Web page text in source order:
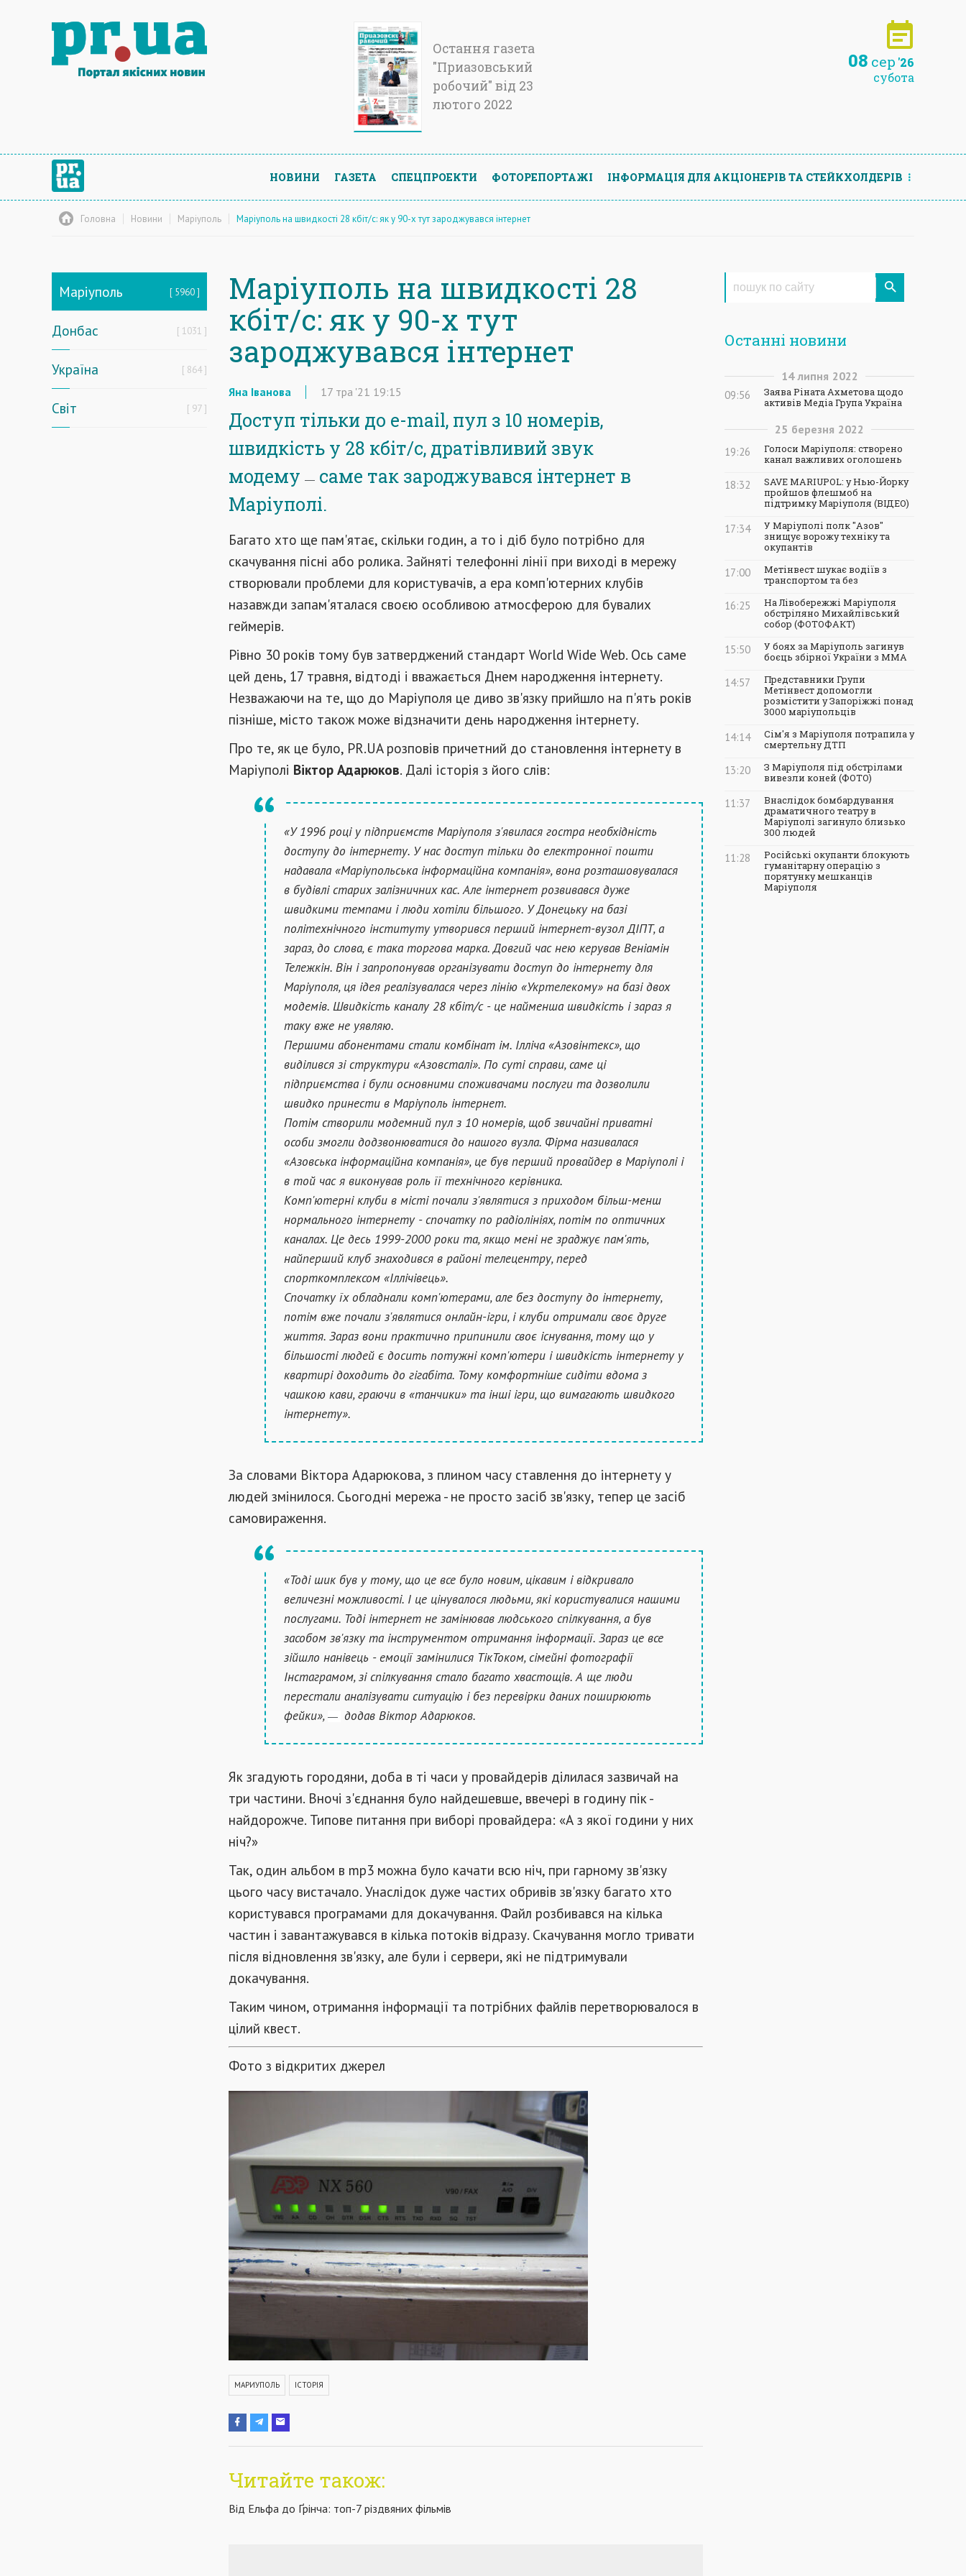
Остання газета
"Приазовський
робочий" від 23
лютого 2022
08 сер '26
субота
НОВИНИ ГАЗЕТА СПЕЦПРОЕКТИ ФОТОРЕПОРТАЖІ ІНФОРМАЦIЯ ДЛЯ АКЦIОНЕРIВ ТА СТЕЙКХОЛДЕРIВ
Головна Новини Маріуполь Маріуполь на швидкості 28 кбіт/с: як у 90-х тут зароджувався інтернет
Маріуполь 5960
Донбас 1031
Україна 864
Світ 97
Маріуполь на швидкості 28
кбіт/с: як у 90-х тут
зароджувався інтернет
Яна Іванова 17 тра '21 19:15
Доступ тільки до e-mail, пул з 10 номерів,
швидкість у 28 кбіт/с, дратівливий звук
модему — саме так зароджувався інтернет в
Маріуполі.
Багато хто ще пам'ятає, скільки годин, а то і діб було потрібно для
скачування пісні або ролика. Зайняті телефонні лінії при виході в мережу
створювали проблеми для користувачів, а ера комп'ютерних клубів
назавжди запам'яталася своєю особливою атмосферою для бувалих
геймерів.
Рівно 30 років тому був затверджений стандарт World Wide Web. Ось саме
цей день, 17 травня, відтоді і вважається Днем народження інтернету.
Незважаючи на те, що до Маріуполя це диво зв'язку прийшло на п'ять років
пізніше, місто також може відзначити день народження інтернету.
Про те, як це було, PR.UA розповів причетний до становлення інтернету в
Маріуполі Віктор Адарюков. Далі історія з його слів:
«У 1996 році у підприємств Маріуполя з'явилася гостра необхідність
доступу до інтернету. У нас доступ тільки до електронної пошти
надавала «Маріупольська інформаційна компанія», вона розташовувалася
в будівлі старих залізничних кас. Але інтернет розвивався дуже
швидкими темпами і люди хотіли більшого. У Донецьку на базі
політехнічного інституту утворився перший інтернет-вузол ДІПТ, а
зараз, до слова, є така торгова марка. Довгий час нею керував Веніамін
Тележкін. Він і запропонував організувати доступ до інтернету для
Маріуполя, ця ідея реалізувалася через лінію «Укртелекому» на базі двох
модемів. Швидкість каналу 28 кбіт/с - це найменша швидкість і зараз я
таку вже не уявляю.
Першими абонентами стали комбінат ім. Ілліча «Азовінтекс», що
виділився зі структури «Азовсталі». По суті справи, саме ці
підприємства і були основними споживачами послуги та дозволили
швидко принести в Маріуполь інтернет.
Потім створили модемний пул з 10 номерів, щоб звичайні приватні
особи змогли додзвонюватися до нашого вузла. Фірма називалася
«Азовська інформаційна компанія», це був перший провайдер в Маріуполі і
в той час я виконував роль її технічного керівника.
Комп'ютерні клуби в місті почали з'являтися з приходом більш-менш
нормального інтернету - спочатку по радіолініях, потім по оптичних
каналах. Це десь 1999-2000 роки та, якщо мені не зраджує пам'ять,
найперший клуб знаходився в районі телецентру, перед
спорткомплексом «Іллічівець».
Спочатку їх обладнали комп'ютерами, але без доступу до інтернету,
потім вже почали з'являтися онлайн-ігри, і клуби отримали своє друге
життя. Зараз вони практично припинили своє існування, тому що у
більшості людей є досить потужні комп'ютери і швидкість інтернету у
квартирі доходить до гігабіта. Тому комфортніше сидіти вдома з
чашкою кави, граючи в «танчики» та інші ігри, що вимагають швидкого
інтернету».
За словами Віктора Адарюкова, з плином часу ставлення до інтернету у
людей змінилося. Сьогодні мережа - не просто засіб зв'язку, тепер це засіб
самовираження.
«Тоді шик був у тому, що це все було новим, цікавим і відкривало
величезні можливості. І це цінувалося людьми, які користувалися нашими
послугами. Тоді інтернет не замінював людського спілкування, а був
засобом зв'язку та інструментом отримання інформації. Зараз це все
зійшло нанівець - емоції замінилися ТікТоком, сімейні фотографії
Інстаграмом, зі спілкування стало багато хвастощів. А ще люди
перестали аналізувати ситуацію і без перевірки даних поширюють
фейки», — додав Віктор Адарюков.
Як згадують городяни, доба в ті часи у провайдерів ділилася зазвичай на
три частини. Вночі з'єднання було найдешевше, ввечері в годину пік -
найдорожче. Типове питання при виборі провайдера: «А з якої години у них
ніч?»
Так, один альбом в mp3 можна було качати всю ніч, при гарному зв'язку
цього часу вистачало. Унаслідок дуже частих обривів зв'язку багато хто
користувався програмами для докачування. Файл розбивався на кілька
частин і завантажувався в кілька потоків відразу. Скачування могло тривати
після відновлення зв'язку, але були і сервери, які не підтримували
докачування.
Таким чином, отримання інформації та потрібних файлів перетворювалося в
цілий квест.
Фото з відкритих джерел
МАРИУПОЛЬ ІСТОРІЯ
Читайте також:
Від Ельфа до Ґрінча: топ-7 різдвяних фільмів
Останні новини
14 липня 2022
09:56
Заява Ріната Ахметова щодо
активів Медіа Група Україна
25 березня 2022
19:26
Голоси Маріуполя: створено
канал важливих оголошень
18:32
SAVE MARIUPOL: у Нью-Йорку
пройшов флешмоб на
підтримку Маріуполя (ВІДЕО)
17:34
У Маріуполі полк "Азов"
знищує ворожу техніку та
окупантів
17:00
Метінвест шукає водіїв з
транспортом та без
16:25
На Лівобережжі Маріуполя
обстріляно Михайлівський
собор (ФОТОФАКТ)
15:50
У боях за Маріуполь загинув
боєць збірної України з ММА
14:57
Представники Групи
Метінвест допомогли
розмістити у Запоріжжі понад
3000 маріупольців
14:14
Сім'я з Маріуполя потрапила у
смертельну ДТП
13:20
З Маріуполя під обстрілами
вивезли коней (ФОТО)
11:37
Внаслідок бомбардування
драматичного театру в
Маріуполі загинуло близько
300 людей
11:28
Російські окупанти блокують
гуманітарну операцію з
порятунку мешканців
Маріуполя